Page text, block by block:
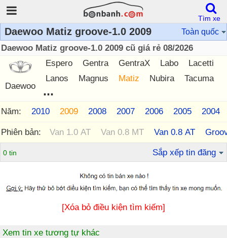
Daewoo Matiz groove-1.0 2009 Toàn quốc
Daewoo Matiz groove-1.0 2009 cũ giá rẻ 08/2026
Daewoo
Espero Gentra GentraX Labo
Lacetti
Lanos
Magnus Matiz Nubira Tacuma
...
Năm:
2011 2010 2009 2008 2007 2006 2005 2004
Phiên bản: Van 1.0 AT Van 0.8 MT Van 0.8 AT
0 tin Sắp xếp tin đăng
[Xóa bỏ điều kiện tìm kiếm]
Xem tin xe tương tự khác
Tìm xe